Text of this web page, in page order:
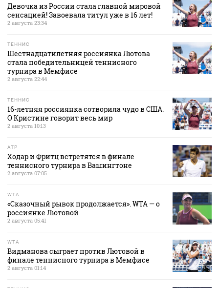
Девочка из России стала главной мировой
сенсацией! Завоевала титул уже в 16 лет!
2 августа 23:34
ТЕННИС
Шестнадцатилетняя россиянка Лютова
стала победительницей теннисного
турнира в Мемфисе
2 августа 22:44
ТЕННИС
16-летняя россиянка сотворила чудо в США.
О Кристине говорит весь мир
2 августа 10:13
ATP
Ходар и Фритц встретятся в финале
теннисного турнира в Вашингтоне
2 августа 07:05
WTA
«Сказочный рывок продолжается». WTA — о
россиянке Лютовой
2 августа 05:41
WTA
Видманова сыграет против Лютовой в
финале теннисного турнира в Мемфисе
2 августа 01:14